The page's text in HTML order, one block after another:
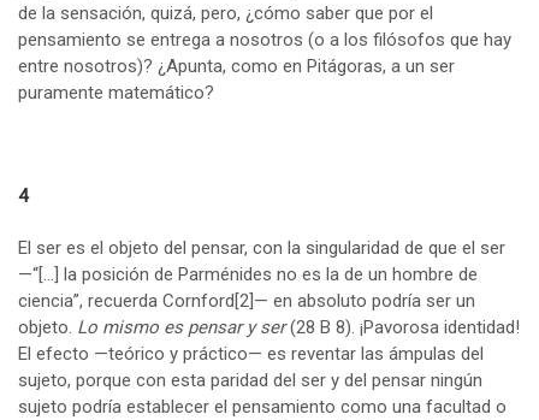
de la sensación, quizá, pero, ¿cómo saber que por el
pensamiento se entrega a nosotros (o a los filósofos que hay
entre nosotros)? ¿Apunta, como en Pitágoras, a un ser
puramente matemático?
4
El ser es el objeto del pensar, con la singularidad de que el ser
—“[…] la posición de Parménides no es la de un hombre de
ciencia”, recuerda Cornford[2]— en absoluto podría ser un
objeto. Lo mismo es pensar y ser(28 B 8). ¡Pavorosa identidad!
El efecto —teórico y práctico— es reventar las ámpulas del
sujeto, porque con esta paridad del ser y del pensar ningún
sujeto podría establecer el pensamiento como una facultad o